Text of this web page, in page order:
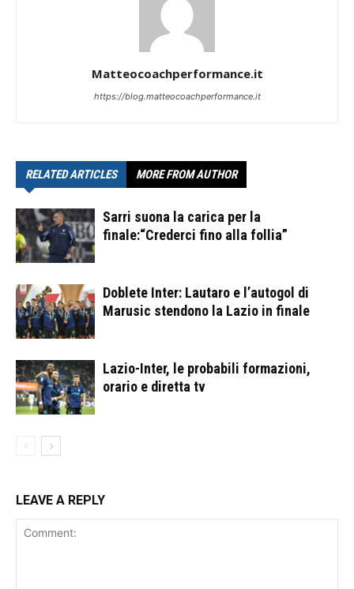
Matteocoachperformance.it
https://blog.matteocoachperformance.it
RELATED ARTICLES MORE FROM AUTHOR
Sarri suona la carica per la
finale:“Crederci fino alla follia”
Doblete Inter: Lautaro e l’autogol di
Marusic stendono la Lazio in finale
Lazio-Inter, le probabili formazioni,
orario e diretta tv
LEAVE A REPLY